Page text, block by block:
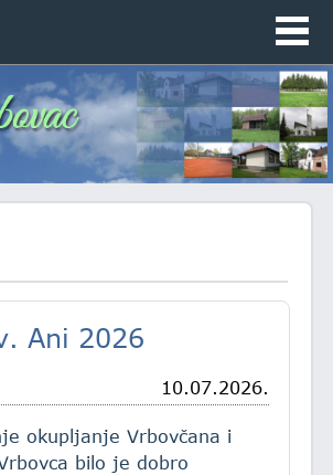
Ani 2026
10.07.2026.
okupljanje Vrbovčana i
bilo je dobro